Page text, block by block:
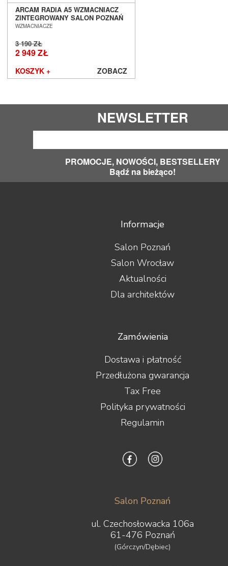
ZMF
ARCAM RADIA A5 WZMACNIACZ
ZINTEGROWANY SALON POZNAŃ
WROCŁAW
WZMACNIACZE
3 190 ZŁ
2 949 ZŁ
KOSZYK + ZOBACZ
NEWSLETTER
PROMOCJE, NOWOŚCI, BESTSELLERY
Bądź na bieżąco!
Informacje
Salon Poznań
Salon Wrocław
Aktualności
Dla architektów
Zamówienia
Dostawa i płatność
Przedłużona gwarancja
Tax Free
Polityka prywatności
Regulamin
Salon Poznań
ul. Czechosłowacka 106a
61-476 Poznań
(Górczyn/Dębiec)